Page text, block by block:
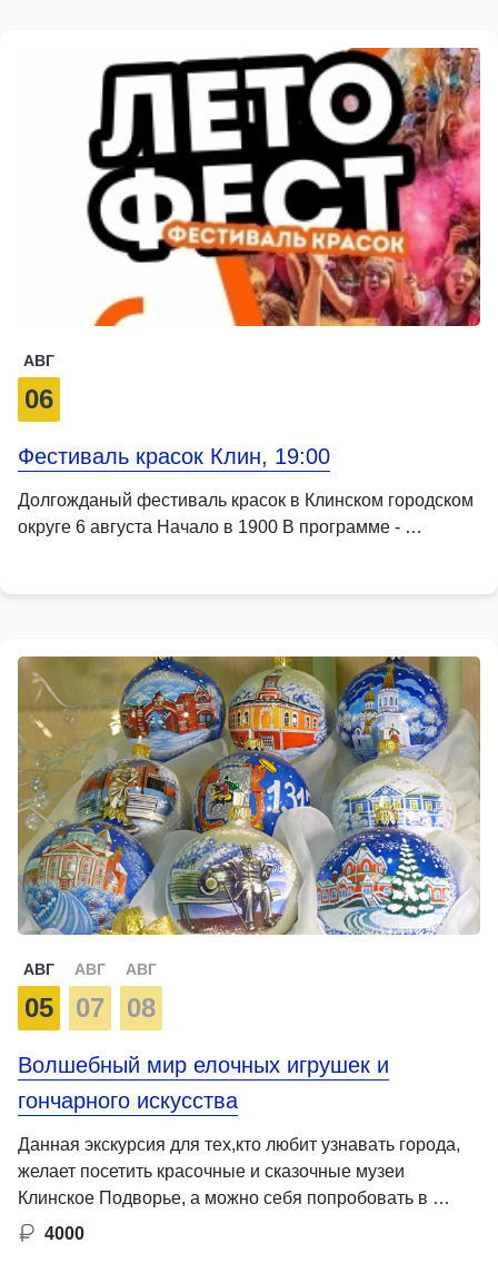
АВГ
06
Фестиваль красок Клин, 19:00
Долгожданый фестиваль красок в Клинском городском
округе 6 августа Начало в 1900 В программе - …
АВГ
05
АВГ
07
АВГ
08
Волшебный мир елочных игрушек и
гончарного искусства
Данная экскурсия для тех,кто любит узнавать города,
желает посетить красочные и сказочные музеи
Клинское Подворье, а можно себя попробовать в …
4000